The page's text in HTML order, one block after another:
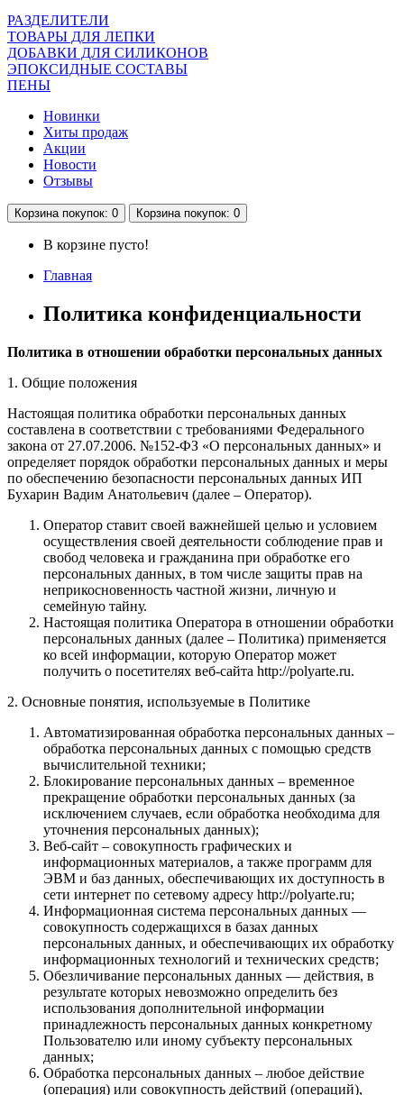
РАЗДЕЛИТЕЛИ
ТОВАРЫ ДЛЯ ЛЕПКИ
ДОБАВКИ ДЛЯ СИЛИКОНОВ
ЭПОКСИДНЫЕ СОСТАВЫ
ПЕНЫ
Новинки
Хиты продаж
Акции
Новости
Отзывы
Корзинапокупок: 0 Корзинапокупок: 0
В корзине пусто!
Главная
Политика конфиденциальности
Политика в отношении обработки персональных данных
1. Общие положения
Настоящая политика обработки персональных данных
составлена в соответствии с требованиями Федерального
закона от 27.07.2006. №152-ФЗ «О персональных данных» и
определяет порядок обработки персональных данных и меры
по обеспечению безопасности персональных данных ИП
Бухарин Вадим Анатольевич (далее – Оператор).
Оператор ставит своей важнейшей целью и условием
осуществления своей деятельности соблюдение прав и
свобод человека и гражданина при обработке его
персональных данных, в том числе защиты прав на
неприкосновенность частной жизни, личную и
семейную тайну.
Настоящая политика Оператора в отношении обработки
персональных данных (далее – Политика) применяется
ко всей информации, которую Оператор может
получить о посетителях веб-сайта http://polyarte.ru.
2. Основные понятия, используемые в Политике
Автоматизированная обработка персональных данных –
обработка персональных данных с помощью средств
вычислительной техники;
Блокирование персональных данных – временное
прекращение обработки персональных данных (за
исключением случаев, если обработка необходима для
уточнения персональных данных);
Веб-сайт – совокупность графических и
информационных материалов, а также программ для
ЭВМ и баз данных, обеспечивающих их доступность в
сети интернет по сетевому адресу http://polyarte.ru;
Информационная система персональных данных —
совокупность содержащихся в базах данных
персональных данных, и обеспечивающих их обработку
информационных технологий и технических средств;
Обезличивание персональных данных — действия, в
результате которых невозможно определить без
использования дополнительной информации
принадлежность персональных данных конкретному
Пользователю или иному субъекту персональных
данных;
Обработка персональных данных – любое действие
(операция) или совокупность действий (операций),